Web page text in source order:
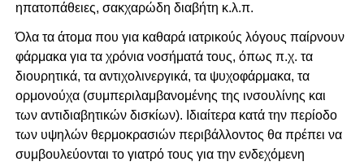
ηπατοπάθειες, σακχαρώδη διαβήτη κ.λ.π.
Όλα τα άτομα που για καθαρά ιατρικούς λόγους παίρνουν
φάρμακα για τα χρόνια νοσήματά τους, όπως π.χ. τα
διουρητικά, τα αντιχολινεργικά, τα ψυχοφάρμακα, τα
ορμονούχα (συμπεριλαμβανομένης της ινσουλίνης και
των αντιδιαβητικών δισκίων). Ιδιαίτερα κατά την περίοδο
των υψηλών θερμοκρασιών περιβάλλοντος θα πρέπει να
συμβουλεύονται το γιατρό τους για την ενδεχόμενη